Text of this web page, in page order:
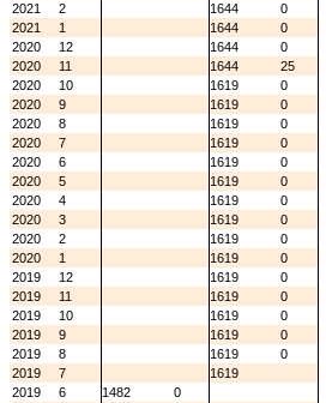
2021
2 1644
0
2021
1 1644
0
2020
12 1644
0
2020
11 1644
25
2020
10 1619
0
2020
9 1619
0
2020
8 1619
0
2020
7 1619
0
2020
6 1619
0
2020
5 1619
0
2020
4 1619
0
2020
3 1619
0
2020
2 1619
0
2020
1 1619
0
2019
12 1619
0
2019
11 1619
0
2019
10 1619
0
2019
9 1619
0
2019
8 1619
0
2019
7
1619
2019
6 1482
0